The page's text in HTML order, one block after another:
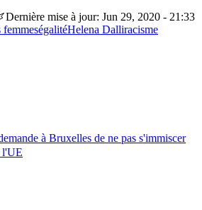
Dernière mise à jour: Jun 29, 2020 - 21:33
femmeségalitéHelena Dalliracisme
à Bruxelles de ne pas s'immiscer
l'UE